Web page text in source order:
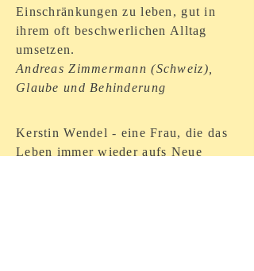
Einschränkungen zu leben, gut in
ihrem oft beschwerlichen Alltag
umsetzen.
Andreas Zimmermann (Schweiz),
Glaube und Behinderung
Kerstin Wendel - eine Frau, die das
Leben immer wieder aufs Neue